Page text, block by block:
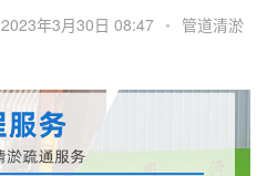
2023年3月30日 08:47 • 管道清淤